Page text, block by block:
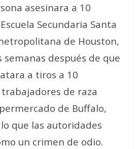
asesinara a 10
Secundaria Santa
de Houston,
semanas después de que
a tiros a 10
de raza
de Buffalo,
que las autoridades
un crimen de odio.